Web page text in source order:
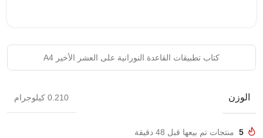
كتاب تطبيقات القاعدة النورانية على العشر الأخير A4
الوزن 0.210 كيلوجرام
5 منتجات تم بيعها قبل 48 دقيقة